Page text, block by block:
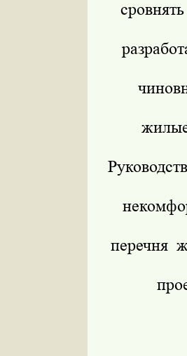
перечня